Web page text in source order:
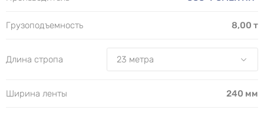
Грузоподъемность 8,00 т
Длина стропа
Ширина ленты 240 мм